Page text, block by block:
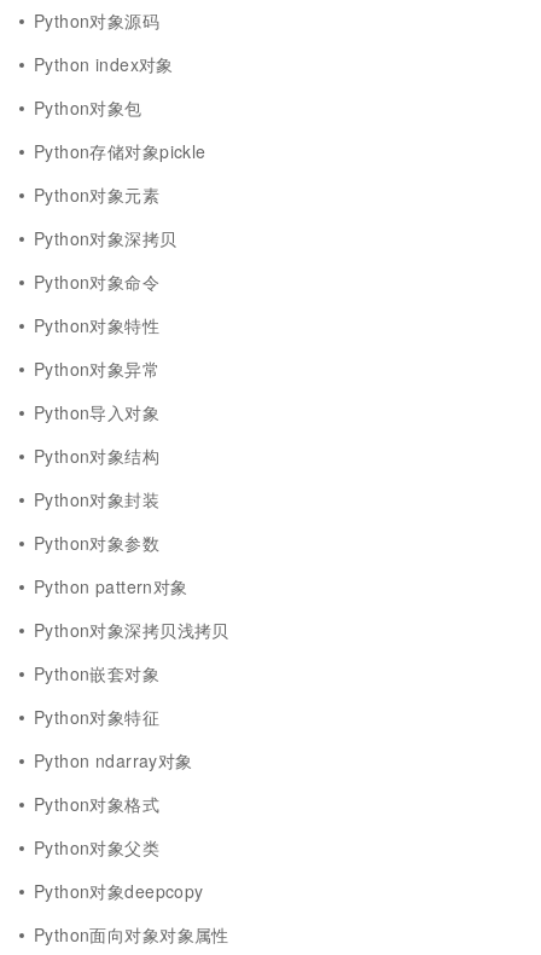
Python对象源码
Python index对象
Python对象包
Python存储对象pickle
Python对象元素
Python对象深拷贝
Python对象命令
Python对象特性
Python对象异常
Python导入对象
Python对象结构
Python对象封装
Python对象参数
Python pattern对象
Python对象深拷贝浅拷贝
Python嵌套对象
Python对象特征
Python ndarray对象
Python对象格式
Python对象父类
Python对象deepcopy
Python面向对象对象属性